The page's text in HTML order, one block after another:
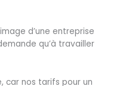
d’une entreprise
qu’à travailler
car nos tarifs pour un